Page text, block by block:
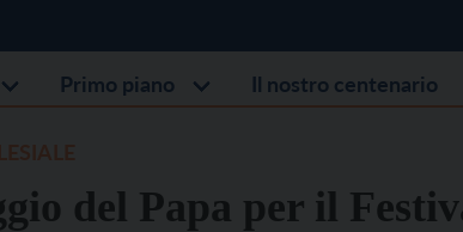
Primo piano Il nostro centenario
del Papa per il